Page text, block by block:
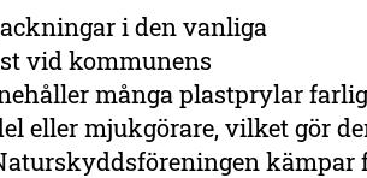
i den vanliga
vid kommunens
många plastprylar
eller mjukgörare, vilket gör
kämpar